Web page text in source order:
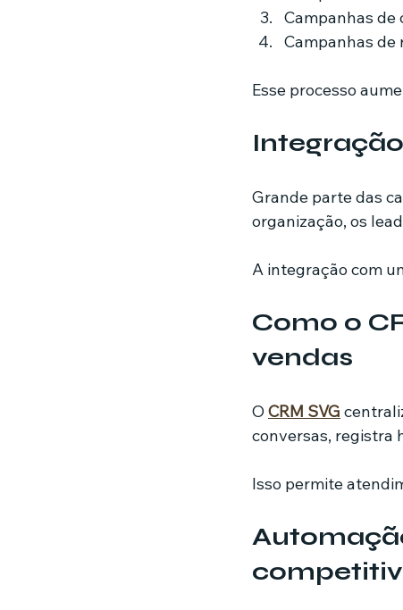
Campanhas de
Campanhas de
Esse processo
Grande parte das
organização, os
A integração com
Como o
vendas
O CRM SVG
conversas, registra
Isso permite